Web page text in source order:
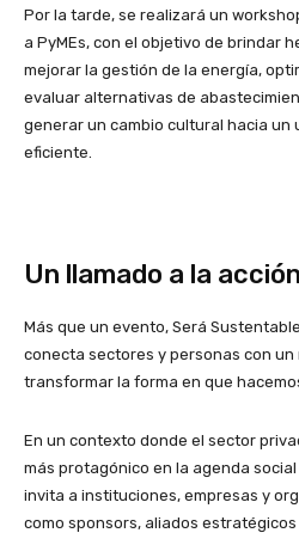
Por la tarde, se realizará un
a PyMEs, con el objetivo de brindar
mejorar la gestión de la energía,
evaluar alternativas de
generar un cambio cultural hacia un
eficiente.
Un llamado a la acción
Más que un evento, Será
conecta sectores y personas con un
transformar la forma en que
En un contexto donde el sector
más protagónico en la agenda
invita a instituciones, empresas y
como sponsors, aliados estratégicos